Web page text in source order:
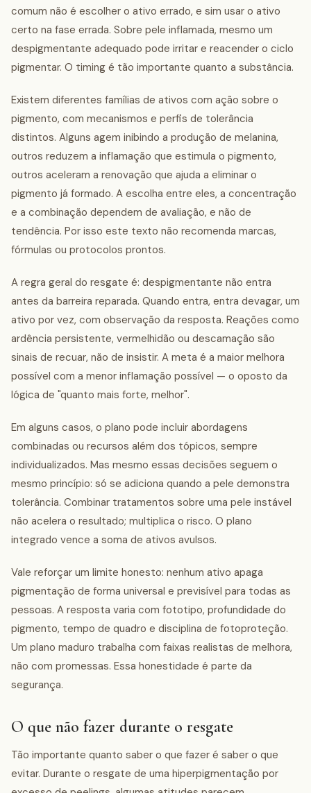
comum não é escolher o ativo errado, e sim usar o ativo
certo na fase errada. Sobre pele inflamada, mesmo um
despigmentante adequado pode irritar e reacender o ciclo
pigmentar. O timing é tão importante quanto a substância.
Existem diferentes famílias de ativos com ação sobre o
pigmento, com mecanismos e perfis de tolerância
distintos. Alguns agem inibindo a produção de melanina,
outros reduzem a inflamação que estimula o pigmento,
outros aceleram a renovação que ajuda a eliminar o
pigmento já formado. A escolha entre eles, a concentração
e a combinação dependem de avaliação, e não de
tendência. Por isso este texto não recomenda marcas,
fórmulas ou protocolos prontos.
A regra geral do resgate é: despigmentante não entra
antes da barreira reparada. Quando entra, entra devagar, um
ativo por vez, com observação da resposta. Reações como
ardência persistente, vermelhidão ou descamação são
sinais de recuar, não de insistir. A meta é a maior melhora
possível com a menor inflamação possível — o oposto da
lógica de "quanto mais forte, melhor".
Em alguns casos, o plano pode incluir abordagens
combinadas ou recursos além dos tópicos, sempre
individualizados. Mas mesmo essas decisões seguem o
mesmo princípio: só se adiciona quando a pele demonstra
tolerância. Combinar tratamentos sobre uma pele instável
não acelera o resultado; multiplica o risco. O plano
integrado vence a soma de ativos avulsos.
Vale reforçar um limite honesto: nenhum ativo apaga
pigmentação de forma universal e previsível para todas as
pessoas. A resposta varia com fototipo, profundidade do
pigmento, tempo de quadro e disciplina de fotoproteção.
Um plano maduro trabalha com faixas realistas de melhora,
não com promessas. Essa honestidade é parte da
segurança.
O que não fazer durante o resgate
Tão importante quanto saber o que fazer é saber o que
evitar. Durante o resgate de uma hiperpigmentação por